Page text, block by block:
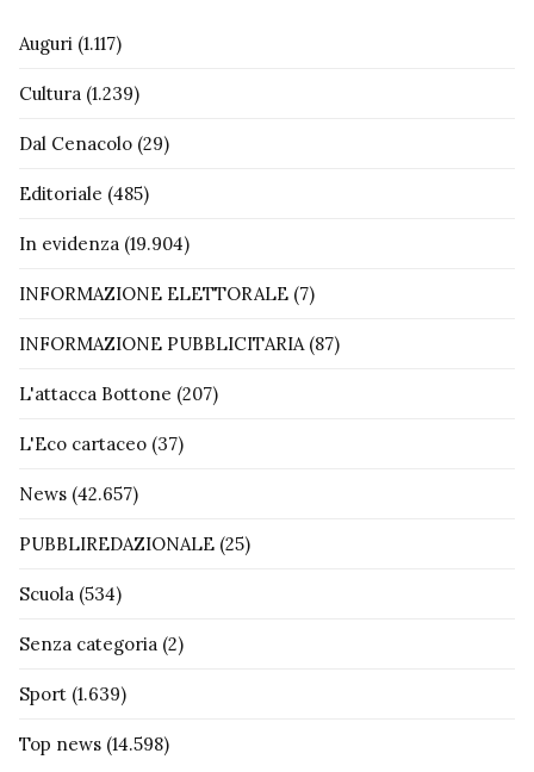
Auguri (1.117)
Cultura (1.239)
Dal Cenacolo (29)
Editoriale (485)
In evidenza (19.904)
INFORMAZIONE ELETTORALE (7)
INFORMAZIONE PUBBLICITARIA(87)
L'attacca Bottone (207)
L'Eco cartaceo (37)
News (42.657)
PUBBLIREDAZIONALE (25)
Scuola (534)
Senza categoria (2)
Sport (1.639)
Top news (14.598)